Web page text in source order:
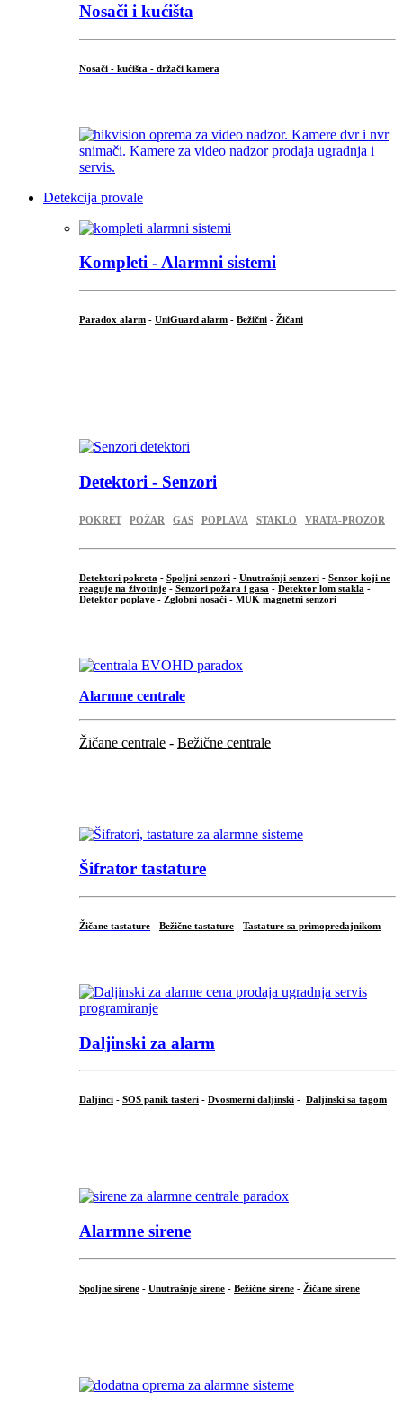
Nosači i kućišta
Nosači - kućišta - držači kamera
Detekcija provale
Kompleti - Alarmni sistemi
Paradox alarm - UniGuard alarm - Bežični - Žičani
Detektori - Senzori
POKRET POŽAR GAS POPLAVA STAKLO VRATA-PROZOR
Detektori pokreta - Spoljni senzori - Unutrašnji senzori - Senzor koji ne
reaguje na životinje - Senzori požara i gasa - Detektor lom stakla -
Detektor poplave - Zglobni nosači - MUK magnetni senzori
Alarmne centrale
Žičane centrale - Bežične centrale
Šifrator tastature
Žičane tastature - Bežične tastature - Tastature sa primopredajnikom
Daljinski za alarm
Daljinci - SOS panik tasteri - Dvosmerni daljinski - Daljinski sa tagom
Alarmne sirene
Spoljne sirene - Unutrašnje sirene - Bežične sirene - Žičane sirene